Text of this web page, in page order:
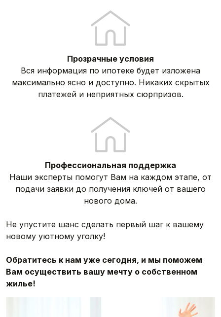
Прозрачные условия
Вся информация по ипотеке будет изложена
максимально ясно и доступно. Никаких скрытых
платежей и неприятных сюрпризов.
Профессиональная поддержка
Наши эксперты помогут Вам на каждом этапе, от
подачи заявки до получения ключей от вашего
нового дома.
Не упустите шанс сделать первый шаг к вашему
новому уютному уголку!
Обратитесь к нам уже сегодня, и мы поможем
Вам осуществить вашу мечту о собственном
жилье!